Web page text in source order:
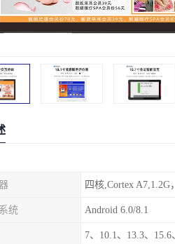
四核,Cortex A7,1.2G
统 Android 6.0/8.1
7、10.1、13.3、15.6